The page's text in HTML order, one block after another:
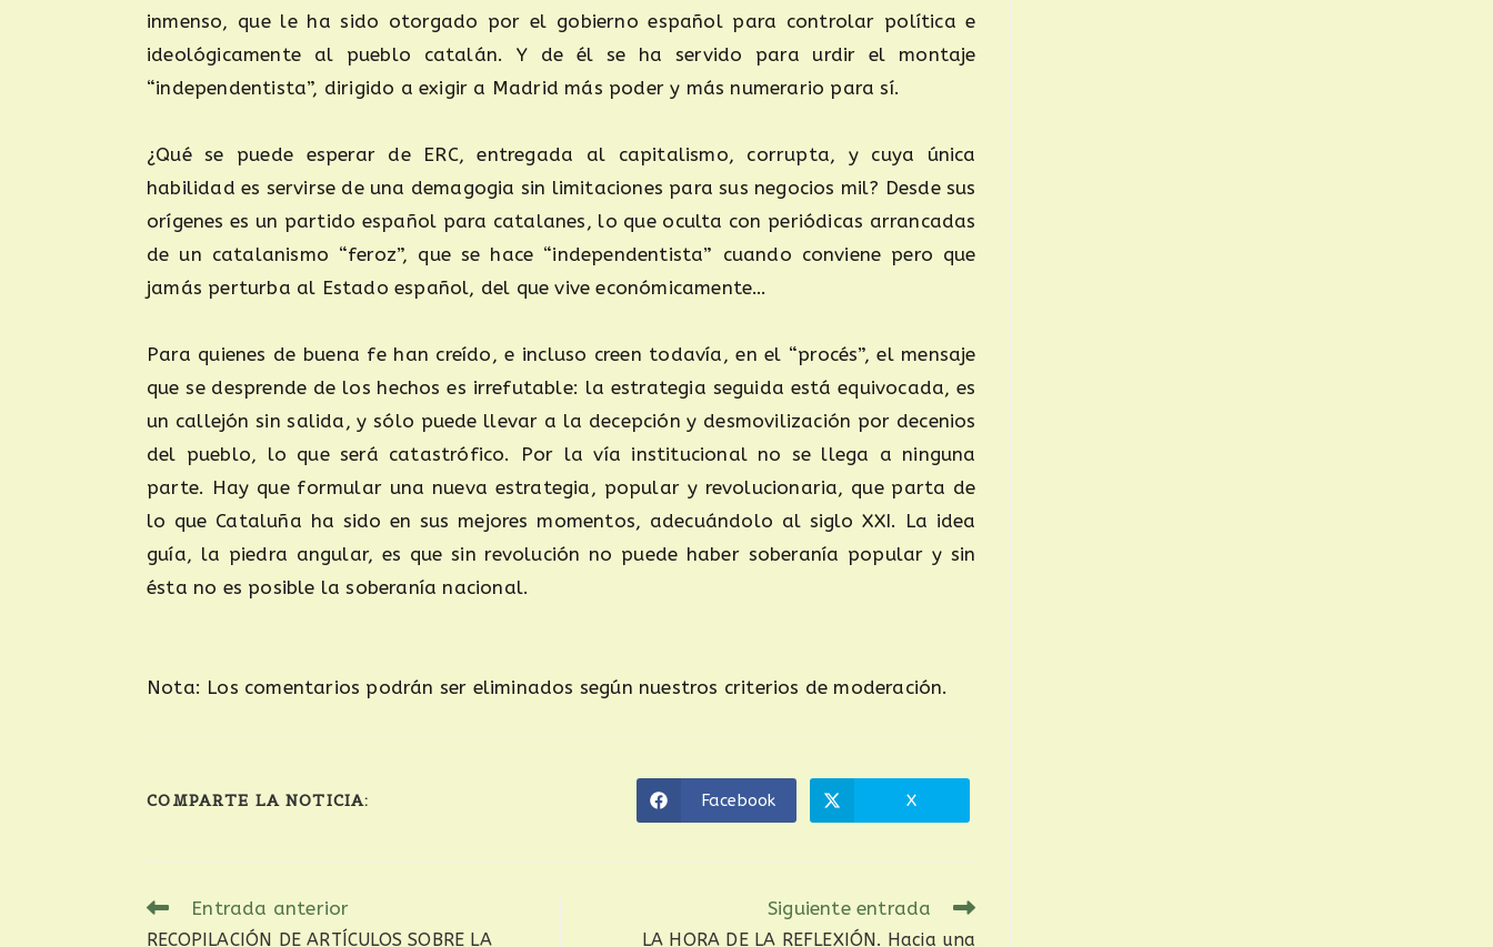
inmenso, que le ha sido otorgado por el gobierno español para controlar política e
ideológicamente al pueblo catalán. Y de él se ha servido para urdir el montaje
“independentista”, dirigido a exigir a Madrid más poder y más numerario para sí.
¿Qué se puede esperar de ERC, entregada al capitalismo, corrupta, y cuya única
habilidad es servirse de una demagogia sin limitaciones para sus negocios mil? Desde sus
orígenes es un partido español para catalanes, lo que oculta con periódicas arrancadas
de un catalanismo “feroz”, que se hace “independentista” cuando conviene pero que
jamás perturba al Estado español, del que vive económicamente…
Para quienes de buena fe han creído, e incluso creen todavía, en el “procés”, el mensaje
que se desprende de los hechos es irrefutable: la estrategia seguida está equivocada, es
un callejón sin salida, y sólo puede llevar a la decepción y desmovilización por decenios
del pueblo, lo que será catastrófico. Por la vía institucional no se llega a ninguna
parte. Hay que formular una nueva estrategia, popular y revolucionaria, que parta de
lo que Cataluña ha sido en sus mejores momentos, adecuándolo al siglo XXI. La idea
guía, la piedra angular, es que sin revolución no puede haber soberanía popular y sin
ésta no es posible la soberanía nacional.
Nota: Los comentarios podrán ser eliminados según nuestros criterios de moderación.
COMPARTE LA NOTICIA: Facebook X
Entrada anterior
RECOPILACIÓN DE ARTÍCULOS SOBRE LA
Siguiente entrada
LA HORA DE LA REFLEXIÓN. Hacia una